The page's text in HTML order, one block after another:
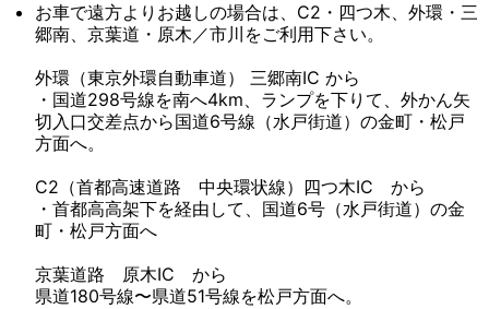
お車で遠方よりお越しの場合は、C2・四つ木、外環・三
郷南、京葉道・原木／市川をご利用下さい。
外環（東京外環自動車道） 三郷南IC から
・国道298号線を南へ4km、ランプを下りて、外かん矢
切入口交差点から国道6号線（水戸街道）の金町・松戸
方面へ。
C2（首都高速道路 中央環状線）四つ木IC から
・首都高高架下を経由して、国道6号（水戸街道）の金
町・松戸方面へ
京葉道路 原木IC から
県道180号線〜県道51号線を松戸方面へ。